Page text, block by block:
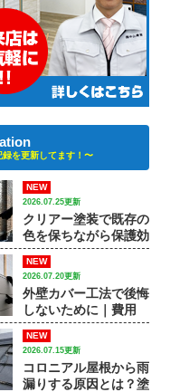
録を更新してます！〜
NEW
2026.07.25更新
クリアー塗装で既存の
色を保ちながら保護効
果を高める方法｜【大
和市で外壁塗装・屋根
塗装をするなら中山建
装】
NEW
2026.07.20更新
外壁カバー工法で後悔
しないために｜費用
差・施工例・塗装との
違いを専門店が解説
NEW
2026.07.15更新
コロニアル屋根から雨
漏りする原因とは？塗